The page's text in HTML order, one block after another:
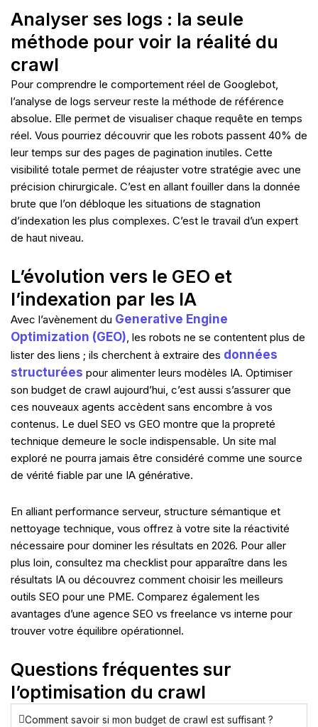
Analyser ses logs : la seule
méthode pour voir la réalité du
crawl
Pour comprendre le comportement réel de Googlebot,
l’analyse de logs serveur reste la méthode de référence
absolue. Elle permet de visualiser chaque requête en temps
réel. Vous pourriez découvrir que les robots passent 40% de
leur temps sur des pages de pagination inutiles. Cette
visibilité totale permet de réajuster votre stratégie avec une
précision chirurgicale. C’est en allant fouiller dans la donnée
brute que l’on débloque les situations de stagnation
d’indexation les plus complexes. C’est le travail d’un expert
de haut niveau.
L’évolution vers le GEO et
l’indexation par les IA
Avec l’avènement du Generative Engine
Optimization (GEO), les robots ne se contentent plus de
lister des liens ; ils cherchent à extraire des données
structurées pour alimenter leurs modèles IA. Optimiser
son budget de crawl aujourd’hui, c’est aussi s’assurer que
ces nouveaux agents accèdent sans encombre à vos
contenus. Le duel SEO vs GEO montre que la propreté
technique demeure le socle indispensable. Un site mal
exploré ne pourra jamais être considéré comme une source
de vérité fiable par une IA générative.
En alliant performance serveur, structure sémantique et
nettoyage technique, vous offrez à votre site la réactivité
nécessaire pour dominer les résultats en 2026. Pour aller
plus loin, consultez ma checklist pour apparaître dans les
résultats IA ou découvrez comment choisir les meilleurs
outils SEO pour une PME. Comparez également les
avantages d’une agence SEO vs freelance vs interne pour
trouver votre équilibre opérationnel.
Questions fréquentes sur
l’optimisation du crawl
Comment savoir si mon budget de crawl est suffisant ?